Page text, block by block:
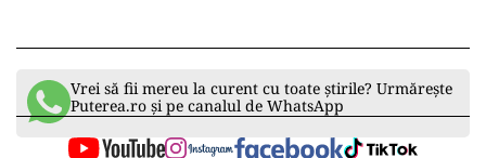
Vrei să fii mereu la curent cu toate știrile? Urmărește
Puterea.ro și pe canalul de WhatsApp